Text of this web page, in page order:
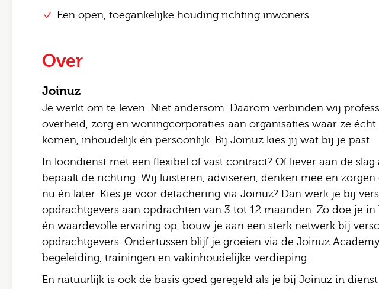
Een open, toegankelijke houding richting inwoners
Over
Joinuz
Je werkt om te leven. Niet andersom. Daarom verbinden wij
overheid, zorg en woningcorporaties aan organisaties waar ze
komen, inhoudelijk én persoonlijk. Bij Joinuz kies jij wat bij je past.
In loondienst met een flexibel of vast contract? Of liever aan de slag
bepaalt de richting. Wij luisteren, adviseren, denken mee en
nu én later. Kies je voor detachering via Joinuz? Dan werk je bij
opdrachtgevers aan opdrachten van 3 tot 12 maanden. Zo doe je
én waardevolle ervaring op, bouw je aan een sterk netwerk bij
opdrachtgevers. Ondertussen blijf je groeien via de Joinuz
begeleiding, trainingen en vakinhoudelijke verdieping.
En natuurlijk is ook de basis goed geregeld als je bij Joinuz in